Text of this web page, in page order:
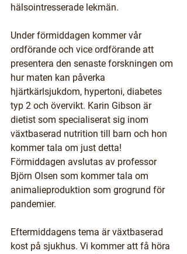
hälsointresserade lekmän.
Under förmiddagen kommer vår
ordförande och vice ordförande att
presentera den senaste forskningen om
hur maten kan påverka
hjärtkärlsjukdom, hypertoni, diabetes
typ 2 och övervikt. Karin Gibson är
dietist som specialiserat sig inom
växtbaserad nutrition till barn och hon
kommer tala om just detta!
Förmiddagen avslutas av professor
Björn Olsen som kommer tala om
animalieproduktion som grogrund för
pandemier.
Eftermiddagens tema är växtbaserad
kost på sjukhus. Vi kommer att få höra